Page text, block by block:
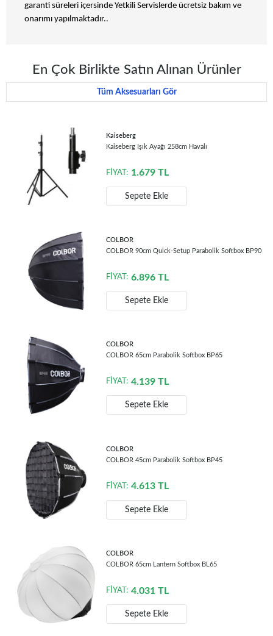
garanti süreleri içersinde Yetkili Servislerde ücretsiz bakım ve
onarımı yapılmaktadır..
En Çok Birlikte Satın Alınan Ürünler
Tüm Aksesuarları Gör
Kaiseberg
Kaiseberg Işık Ayağı 258cm Havalı
FİYAT: 1.679 TL
Sepete Ekle
COLBOR
COLBOR 90cm Quick-Setup Parabolik Softbox BP90
FİYAT: 6.896 TL
Sepete Ekle
COLBOR
COLBOR 65cm Parabolik Softbox BP65
FİYAT: 4.139 TL
Sepete Ekle
COLBOR
COLBOR 45cm Parabolik Softbox BP45
FİYAT: 4.613 TL
Sepete Ekle
COLBOR
COLBOR 65cm Lantern Softbox BL65
FİYAT: 4.031 TL
Sepete Ekle